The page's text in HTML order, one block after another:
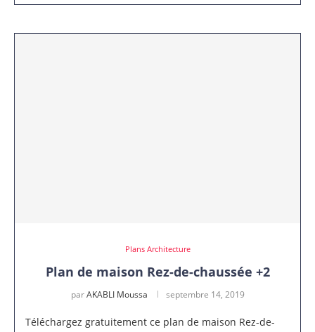
Plans Architecture
Plan de maison Rez-de-chaussée +2
parAKABLI Moussa septembre 14, 2019
Téléchargez gratuitement ce plan de maison Rez-de-